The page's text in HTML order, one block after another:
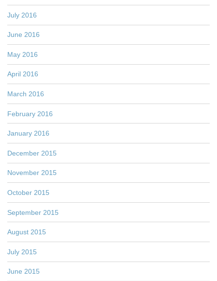
July 2016
June 2016
May 2016
April 2016
March 2016
February 2016
January 2016
December 2015
November 2015
October 2015
September 2015
August 2015
July 2015
June 2015